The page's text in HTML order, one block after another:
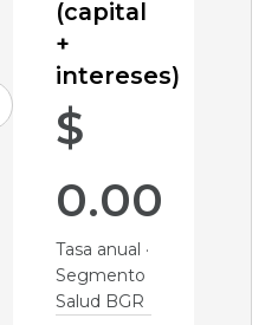
(capital
+
intereses)
$
0.00
Tasa anual ·
Segmento
Salud BGR